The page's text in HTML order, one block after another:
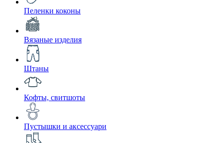
Пеленки коконы
Вязаные изделия
Штаны
Кофты, свитшоты
Пустышки и аксессуари